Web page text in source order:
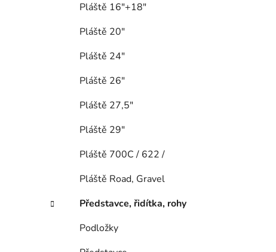
Pláště 16"+18"
Pláště 20"
Pláště 24"
Pláště 26"
Pláště 27,5"
Pláště 29"
Pláště 700C / 622 /
Pláště Road, Gravel
Představce, řidítka, rohy
Podložky